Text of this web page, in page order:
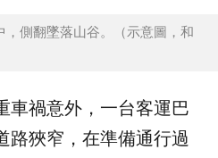
側翻墜落山谷。（示意圖，和
車禍意外 ，一台客運巴
路狹窄，在準備通行過